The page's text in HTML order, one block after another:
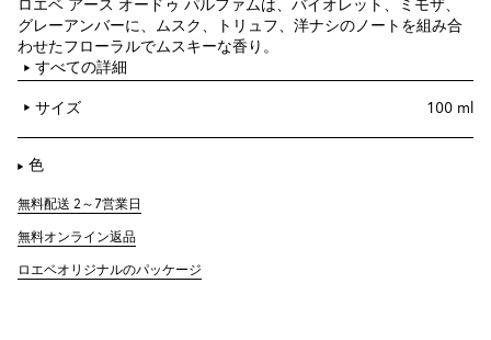
ロエベ アース オードゥ パルファムは、バイオレット、ミモザ、
グレーアンバーに、ムスク、トリュフ、洋ナシのノートを組み合
わせたフローラルでムスキーな香り。
すべての詳細
サイズ 100 ml
色
無料配送 2～7営業日
無料オンライン返品
ロエベオリジナルのパッケージ